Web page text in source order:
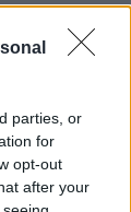
parties, or
for
opt-out
after your